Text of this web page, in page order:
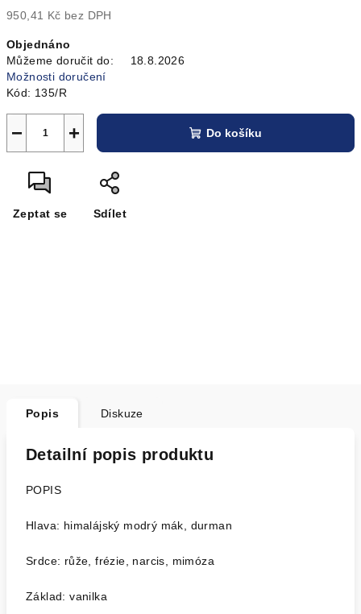
950,41 Kč bez DPH
cena:
Objednáno
Můžeme doručit do:
18.8.2026
Možnosti doručení
Kód: 135/R
+
− Do košíku
Zeptat se Sdílet
Popis Diskuze
Detailní popis produktu
POPIS
Hlava: himalájský modrý mák, durman
Srdce: růže, frézie, narcis, mimóza
Základ: vanilka